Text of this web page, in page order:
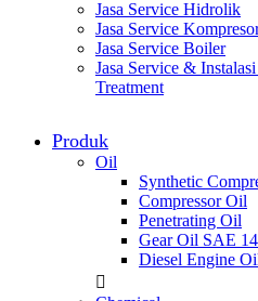
Jasa Service Hidrolik
Jasa Service
Jasa Service Boiler
Jasa Service &
Treatment
Produk
Oil
Synthetic
Compressor Oil
Penetrating Oil
Gear Oil SAE
Diesel Engine